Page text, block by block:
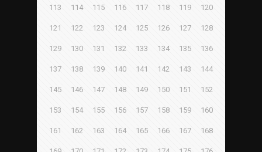
113 114 115 116 117 118 119 120
121 122 123 124 125 126 127 128
129 130 131 132 133 134 135 136
137 138 139 140 141 142 143 144
145 146 147 148 149 150 151 152
153 154 155 156 157 158 159 160
161 162 163 164 165 166 167 168